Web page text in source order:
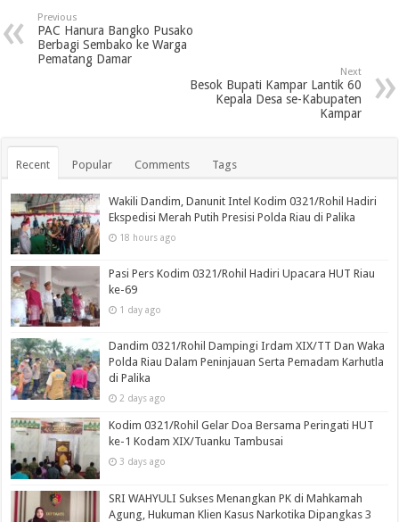
Previous
PAC Hanura Bangko Pusako
Berbagi Sembako ke Warga
Pematang Damar
Next
Besok Bupati Kampar Lantik 60
Kepala Desa se-Kabupaten
Kampar
Recent Popular Comments Tags
Wakili Dandim, Danunit Intel Kodim 0321/Rohil Hadiri
Ekspedisi Merah Putih Presisi Polda Riau di Palika
18 hours ago
Pasi Pers Kodim 0321/Rohil Hadiri Upacara HUT Riau
ke-69
1 day ago
Dandim 0321/Rohil Dampingi Irdam XIX/TT Dan Waka
Polda Riau Dalam Peninjauan Serta Pemadam Karhutla
di Palika
2 days ago
Kodim 0321/Rohil Gelar Doa Bersama Peringati HUT
ke-1 Kodam XIX/Tuanku Tambusai
3 days ago
SRI WAHYULI Sukses Menangkan PK di Mahkamah
Agung, Hukuman Klien Kasus Narkotika Dipangkas 3